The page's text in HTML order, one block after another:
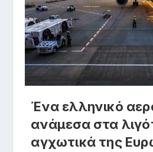
Ένα ελληνικό
ανάμεσα στα
αγχωτικά της